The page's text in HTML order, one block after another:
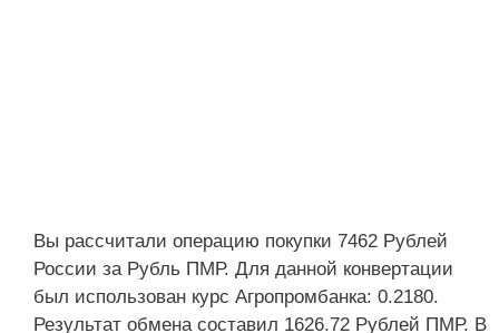
Вы рассчитали операцию покупки 7462 Рублей
России за Рубль ПМР. Для данной конвертации
был использован курс Агропромбанка: 0.2180.
Результат обмена составил 1626.72 Рублей ПМР. В